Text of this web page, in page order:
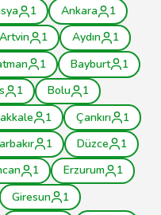
1 Ankara
1
Artvin 1 Aydın
1
1 Bayburt
1
1 Bolu
1
1 Çankırı
1
1 Düzce
1
1 Erzurum
1
Giresun
1